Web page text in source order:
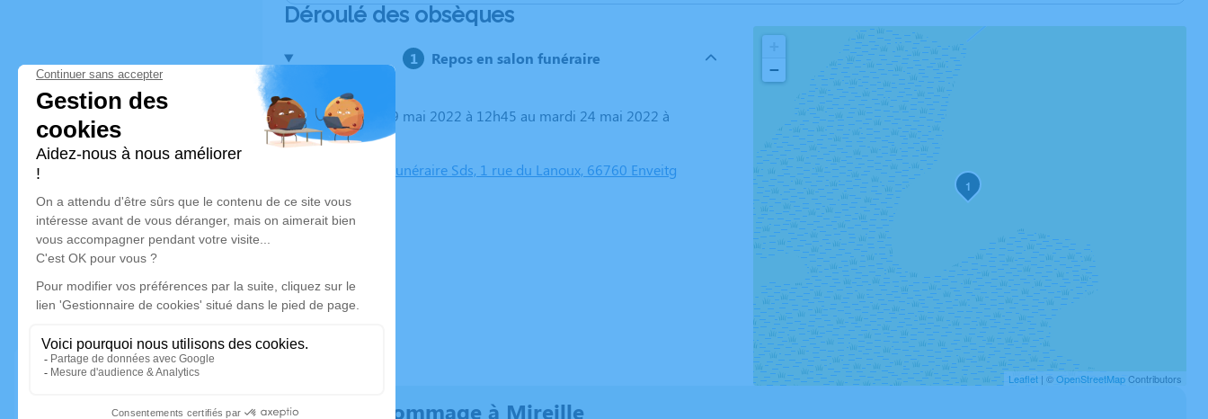
Déroulé des obsèques
Repos en salon funéraire
Du jeudi 19 mai 2022 à 12h45 au mardi 24 mai 2022 à
04h30
Chambre Funéraire Sds, 1 rue du Lanoux, 66760 Enveitg
1
−
Leaflet | ©OpenStreetMapContributors
Rendez hommage à Mireille